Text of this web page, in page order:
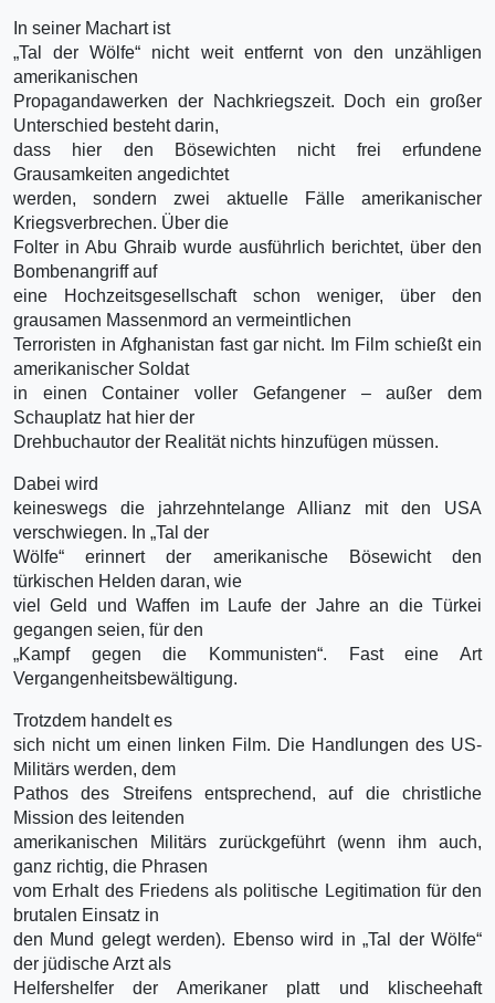
In seiner Machart ist
„Tal der Wölfe“ nicht weit entfernt von den unzähligen
amerikanischen
Propagandawerken der Nachkriegszeit. Doch ein großer
Unterschied besteht darin,
dass hier den Bösewichten nicht frei erfundene
Grausamkeiten angedichtet
werden, sondern zwei aktuelle Fälle amerikanischer
Kriegsverbrechen. Über die
Folter in Abu Ghraib wurde ausführlich berichtet, über den
Bombenangriff auf
eine Hochzeitsgesellschaft schon weniger, über den
grausamen Massenmord an vermeintlichen
Terroristen in Afghanistan fast gar nicht. Im Film schießt ein
amerikanischer Soldat
in einen Container voller Gefangener – außer dem
Schauplatz hat hier der
Drehbuchautor der Realität nichts hinzufügen müssen.
Dabei wird
keineswegs die jahrzehntelange Allianz mit den USA
verschwiegen. In „Tal der
Wölfe“ erinnert der amerikanische Bösewicht den
türkischen Helden daran, wie
viel Geld und Waffen im Laufe der Jahre an die Türkei
gegangen seien, für den
„Kampf gegen die Kommunisten“. Fast eine Art
Vergangenheitsbewältigung.
Trotzdem handelt es
sich nicht um einen linken Film. Die Handlungen des US-
Militärs werden, dem
Pathos des Streifens entsprechend, auf die christliche
Mission des leitenden
amerikanischen Militärs zurückgeführt (wenn ihm auch,
ganz richtig, die Phrasen
vom Erhalt des Friedens als politische Legitimation für den
brutalen Einsatz in
den Mund gelegt werden). Ebenso wird in „Tal der Wölfe“
der jüdische Arzt als
Helfershelfer der Amerikaner platt und klischeehaft